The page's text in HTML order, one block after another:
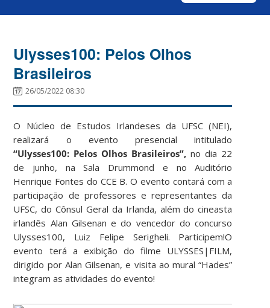
Ulysses100: Pelos Olhos
Brasileiros
26/05/2022 08:30
O Núcleo de Estudos Irlandeses da UFSC (NEI),
realizará o evento presencial intitulado
“Ulysses100: Pelos Olhos Brasileiros”, no dia 22
de junho, na Sala Drummond e no Auditório
Henrique Fontes do CCE B. O evento contará com a
participação de professores e representantes da
UFSC, do Cônsul Geral da Irlanda, além do cineasta
irlandês Alan Gilsenan e do vencedor do concurso
Ulysses100, Luiz Felipe Serigheli. Participem!O
evento terá a exibição do filme ULYSSES|FILM,
dirigido por Alan Gilsenan, e visita ao mural “Hades”
integram as atividades do evento!